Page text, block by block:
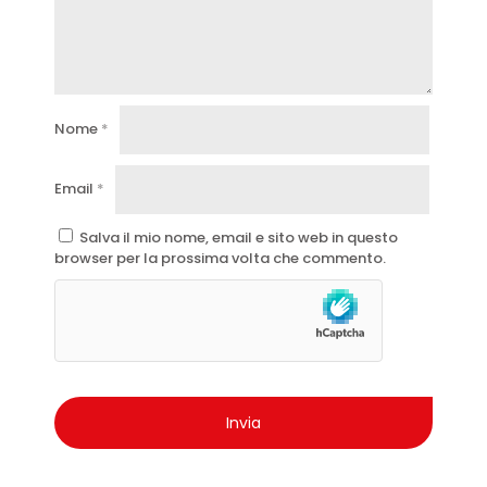
Nome *
Email *
Salva il mio nome, email e sito web in questo
browser per la prossima volta che commento.